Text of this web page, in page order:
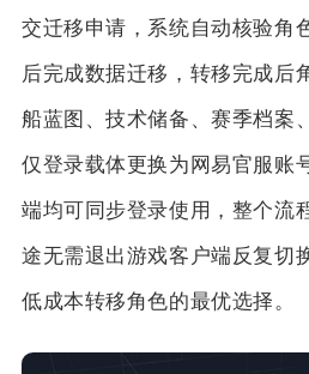
交迁移申请，系统自动核验角
后完成数据迁移，转移完成后
船蓝图、技术储备、赛季档案
仅登录载体更换为网易官服账
端均可同步登录使用，整个流
途无需退出游戏客户端反复切
低成本转移角色的最优选择。